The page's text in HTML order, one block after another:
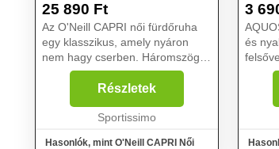
25 890 Ft
Az O'Neill CAPRI női fürdőruha
egy klasszikus, amely nyáron
nem hagy cserben. Háromszög
alakú kosarakkal rendelkezik,
kivehető párnázással, mérete
pedig húzózsinórral állítható.
Alsórésze középmagas d...
Részletek
Sportissimo
Hasonlók, mint O'Neill CAPRI Női
3
és